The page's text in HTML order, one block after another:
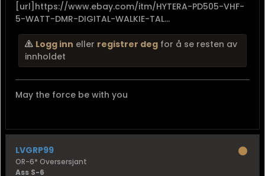
[url]https://www.ebay.com/itm/HYTERA-PD505-VHF-
5-WATT-DMR-DIGITAL-WALKIE-TAL...
Logg inn eller registrer deg for å se resten av
innholdet
May the force be with you
LVGRP99
OR-6* Oversersjant
Ass S-6